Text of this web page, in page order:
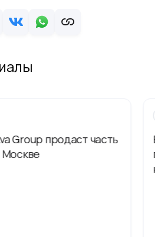
Group продаст часть
Москве